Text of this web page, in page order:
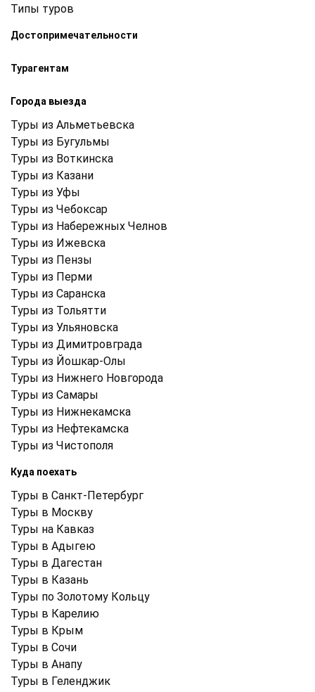
Типы туров
Достопримечательности
Турагентам
Города выезда
Туры из Альметьевска
Туры из Бугульмы
Туры из Воткинска
Туры из Казани
Туры из Уфы
Туры из Чебоксар
Туры из Набережных Челнов
Туры из Ижевска
Туры из Пензы
Туры из Перми
Туры из Саранска
Туры из Тольятти
Туры из Ульяновска
Туры из Димитровграда
Туры из Йошкар-Олы
Туры из Нижнего Новгорода
Туры из Самары
Туры из Нижнекамска
Туры из Нефтекамска
Туры из Чистополя
Куда поехать
Туры в Санкт-Петербург
Туры в Москву
Туры на Кавказ
Туры в Адыгею
Туры в Дагестан
Туры в Казань
Туры по Золотому Кольцу
Туры в Карелию
Туры в Крым
Туры в Cочи
Туры в Анапу
Туры в Геленджик